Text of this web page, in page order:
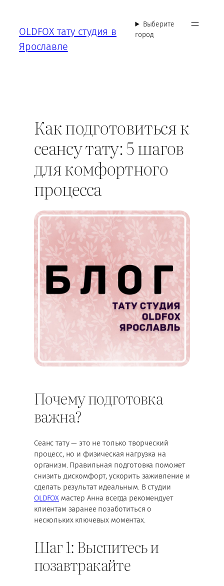
содержимому
OLDFOX тату студия в
Ярославле
Выберите
город
Как подготовиться к
сеансу тату: 5 шагов
для комфортного
процесса
Почему подготовка
важна?
Сеанс тату — это не только творческий
процесс, но и физическая нагрузка на
организм. Правильная подготовка поможет
снизить дискомфорт, ускорить заживление и
сделать результат идеальным. В студии
OLDFOX мастер Анна всегда рекомендует
клиентам заранее позаботиться о
нескольких ключевых моментах.
Шаг 1: Выспитесь и
позавтракайте